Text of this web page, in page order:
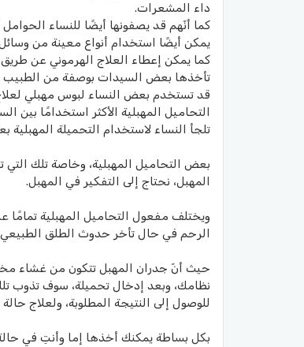
داء المشعرات.
كما أنّهم قد يصفونها أيضًا للنساء
يمكن أيضًا استخدام أنواع معينة من
كما يمكن إعطاء العلاج الهرموني عن
تأخذها بعض السيدات بوصفة من الطبيب
قد تستخدم بعض النساء لبوس مهبلي لعلاج
التحاميل المهبلية الأكثر استخدامًا
تلجأ النساء لاستخدام التحميلة المهبلية
بعض التحاميل المهبلية، وخاصة تلك
المهبل، نحتاج إلى التفكير في المهبل.
ويختلف مفعول التحاميل المهبلية
الرحم في حال تأخر حدوث الطلق
حيث أنّ جدران المهبل تتكون من غشاء
نظامك، وبعد إدخال تحميلة، سوف تذوب
للوصول إلى النتيجة المطلوبة، ولعلاج
بكل بساطة يمكنك أخذها إما وأنتِ في حالة